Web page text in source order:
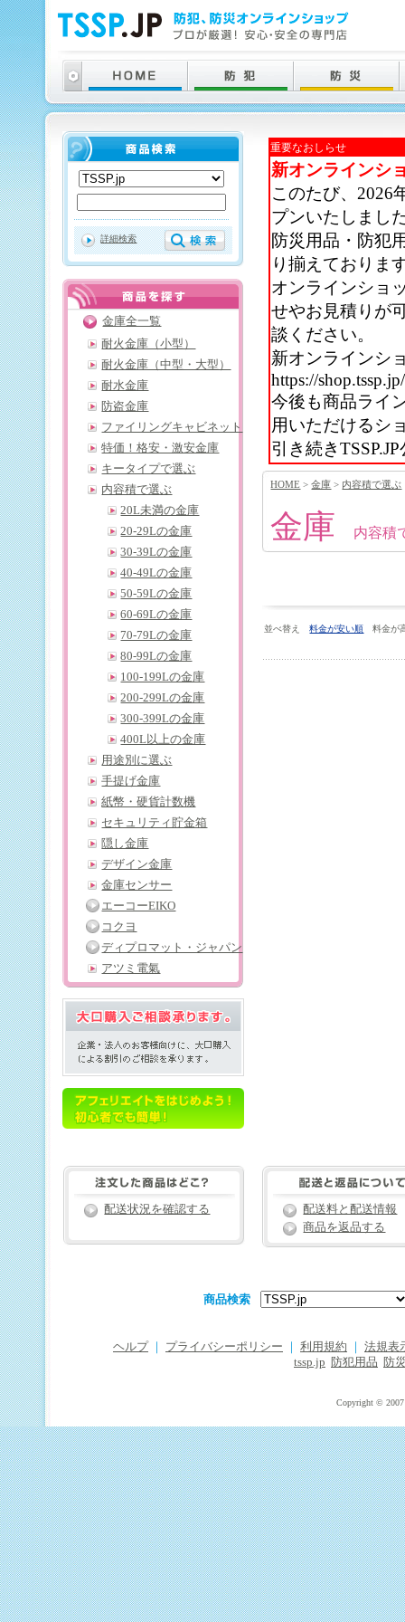
重要なおしらせ
新オンラインシ
このたび、2026
プンいたしまし
防災用品・防犯
り揃えておりま
オンラインショ
せやお見積りが
談ください。
新オンラインシ
https://shop.tssp.jp/
今後も商品ライ
用いただけるシ
引き続き
HOME >金庫 > 内容積で選ぶ
金庫 内容積
並べ替え料金が安い順 料金が
詳細検索
金庫全一覧
耐火金庫（小型）
耐火金庫（中型・大型）
耐水金庫
防盗金庫
ファイリングキャビネット
特価！格安・激安金庫
キータイプで選ぶ
内容積で選ぶ
20L未満の金庫
20-29Lの金庫
30-39Lの金庫
40-49Lの金庫
50-59Lの金庫
60-69Lの金庫
70-79Lの金庫
80-99Lの金庫
100-199Lの金庫
200-299Lの金庫
300-399Lの金庫
400L以上の金庫
用途別に選ぶ
手提げ金庫
紙幣・硬貨計数機
セキュリティ貯金箱
隠し金庫
デザイン金庫
金庫センサー
エーコーEIKO
コクヨ
ディプロマット・ジャパン
アツミ電氣
配送状況を確認する
配送料と配送情報
商品を返品する
商品検索
ヘルプ プライバシーポリシー 利用規約
法規表
tssp.jp
防犯用品 防
Copyright © 2007